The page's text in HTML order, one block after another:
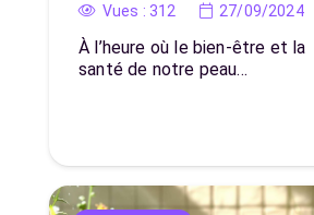
Vues : 312 27/09/2024
À l’heure où le bien-être et la
santé de notre peau…